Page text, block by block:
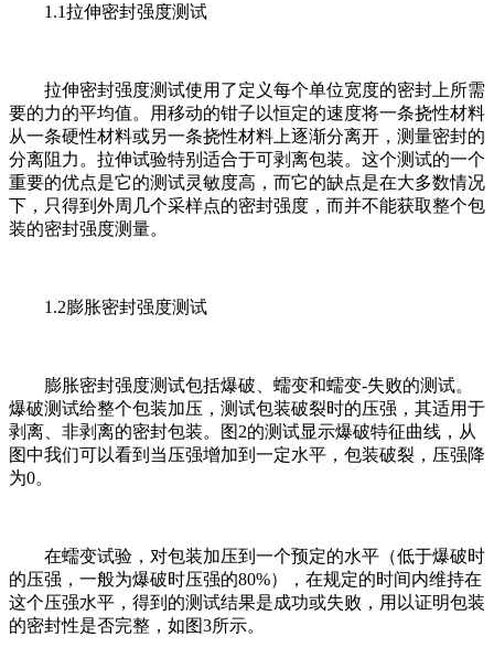
1.1拉伸密封强度测试
拉伸密封强度测试使用了定义每个单位宽度的密封上所需
要的力的平均值。用移动的钳子以恒定的速度将一条挠性材料
从一条硬性材料或另一条挠性材料上逐渐分离开，测量密封的
分离阻力。拉伸试验特别适合于可剥离包装。这个测试的一个
重要的优点是它的测试灵敏度高，而它的缺点是在大多数情况
下，只得到外周几个采样点的密封强度，而并不能获取整个包
装的密封强度测量。
1.2膨胀密封强度测试
膨胀密封强度测试包括爆破、蠕变和蠕变-失败的测试。
爆破测试给整个包装加压，测试包装破裂时的压强，其适用于
剥离、非剥离的密封包装。图2的测试显示爆破特征曲线，从
图中我们可以看到当压强增加到一定水平，包装破裂，压强降
为0。
在蠕变试验，对包装加压到一个预定的水平（低于爆破时
的压强，一般为爆破时压强的80%），在规定的时间内维持在
这个压强水平，得到的测试结果是成功或失败，用以证明包装
的密封性是否完整，如图3所示。